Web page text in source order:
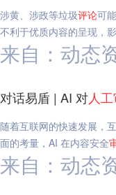
涉黄、涉政等垃圾评论可
不利于优质内容的呈现，
来自：动态
对话易盾 | AI 对人工
随着互联网的快速发展，
面的考量，AI 在内容安全
来自：动态